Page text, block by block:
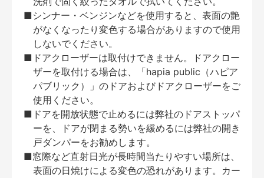
■シンナー・ベンジンなどを使用すると、表面の艶
がなくなったり変色する場合がありますので使用
しないでください。
■ドアクローザーは取付けできません。ドアクロー
ザーを取付ける場合は、「hapia public（ハピア
パブリック）」のドアおよびドアクローザーをご
使用ください。
■ドアを開放状態で止めるには弊社のドアストッパ
ーを、ドアが閉まる勢いを緩めるには弊社の開き
戸ダンパーをお勧めします。
■窓際など直射日光が長時間当たりやすい場所は、
表面の日焼けによる変色の恐れがあります。カー